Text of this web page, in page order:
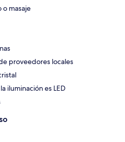
o masaje
proveedores locales
iluminación es LED